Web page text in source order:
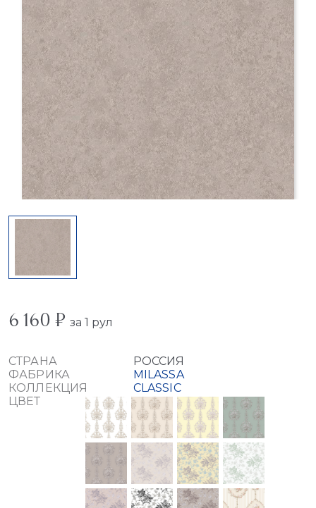
6 160 ₽ за 1 рул
СТРАНА
РОССИЯ
ФАБРИКА
MILASSA
КОЛЛЕКЦИЯ
CLASSIC
ЦВЕТ